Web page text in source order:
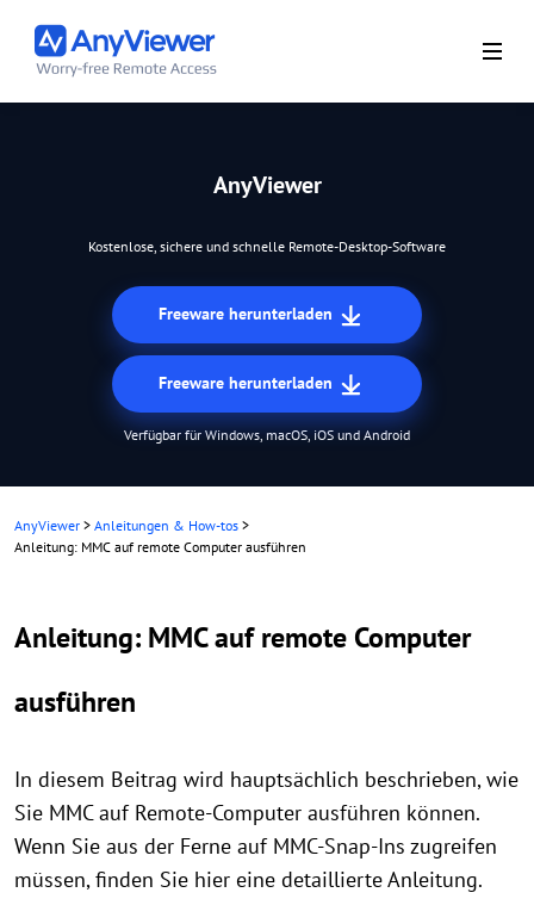
AnyViewer
Kostenlose, sichere und schnelle Remote-Desktop-Software
Freeware herunterladen
Freeware herunterladen
Verfügbar für Windows, macOS, iOS und Android
AnyViewer > Anleitungen & How-tos >
Anleitung: MMC auf remote Computer ausführen
Anleitung: MMC auf remote Computer
ausführen
In diesem Beitrag wird hauptsächlich beschrieben, wie
Sie MMC auf Remote-Computer ausführen können.
Wenn Sie aus der Ferne auf MMC-Snap-Ins zugreifen
müssen, finden Sie hier eine detaillierte Anleitung.